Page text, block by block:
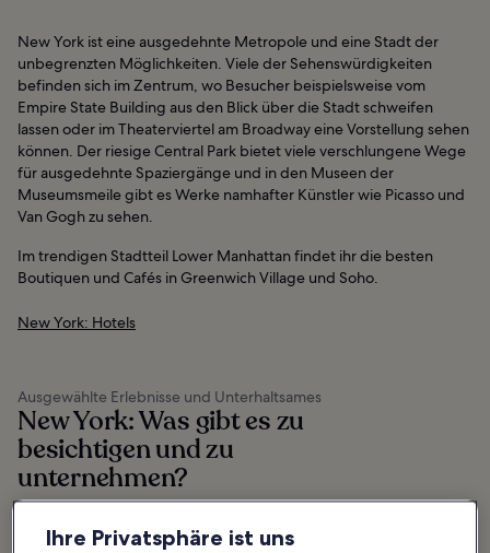
New York ist eine ausgedehnte Metropole und eine Stadt der
unbegrenzten Möglichkeiten. Viele der Sehenswürdigkeiten
befinden sich im Zentrum, wo Besucher beispielsweise vom
Empire State Building aus den Blick über die Stadt schweifen
lassen oder im Theaterviertel am Broadway eine Vorstellung sehen
können. Der riesige Central Park bietet viele verschlungene Wege
für ausgedehnte Spaziergänge und in den Museen der
Museumsmeile gibt es Werke namhafter Künstler wie Picasso und
Van Gogh zu sehen.
Im trendigen Stadtteil Lower Manhattan findet ihr die besten
Boutiquen und Cafés in Greenwich Village und Soho.
New York: Hotels
Ausgewählte Erlebnisse und Unterhaltsames
New York: Was gibt es zu
besichtigen und zu
unternehmen?
Ihre Privatsphäre ist uns